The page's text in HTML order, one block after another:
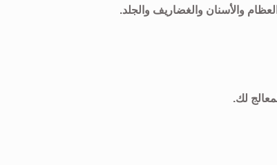
والأسنان والغضاريف والجلد.
لك.